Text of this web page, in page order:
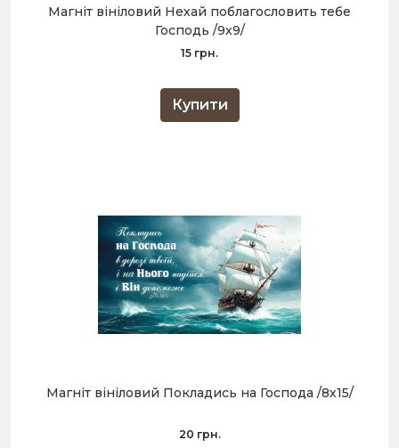
Магніт вініловий Нехай поблагословить тебе
Господь /9х9/
15 грн.
Купити
Магніт вініловий Покладись на Господа /8х15/
20 грн.